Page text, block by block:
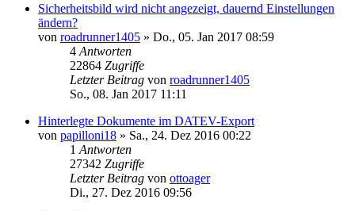
Sicherheitsbild wird nicht angezeigt, dauernd Einstellungen
ändern?
von roadrunner1405 » Do., 05. Jan 2017 08:59
4 Antworten
22864 Zugriffe
Letzter Beitrag von roadrunner1405
So., 08. Jan 2017 11:11
Hinterlegte Dokumente im DATEV-Export
von papilloni18 » Sa., 24. Dez 2016 00:22
1 Antworten
27342 Zugriffe
Letzter Beitrag von ottoager
Di., 27. Dez 2016 09:56